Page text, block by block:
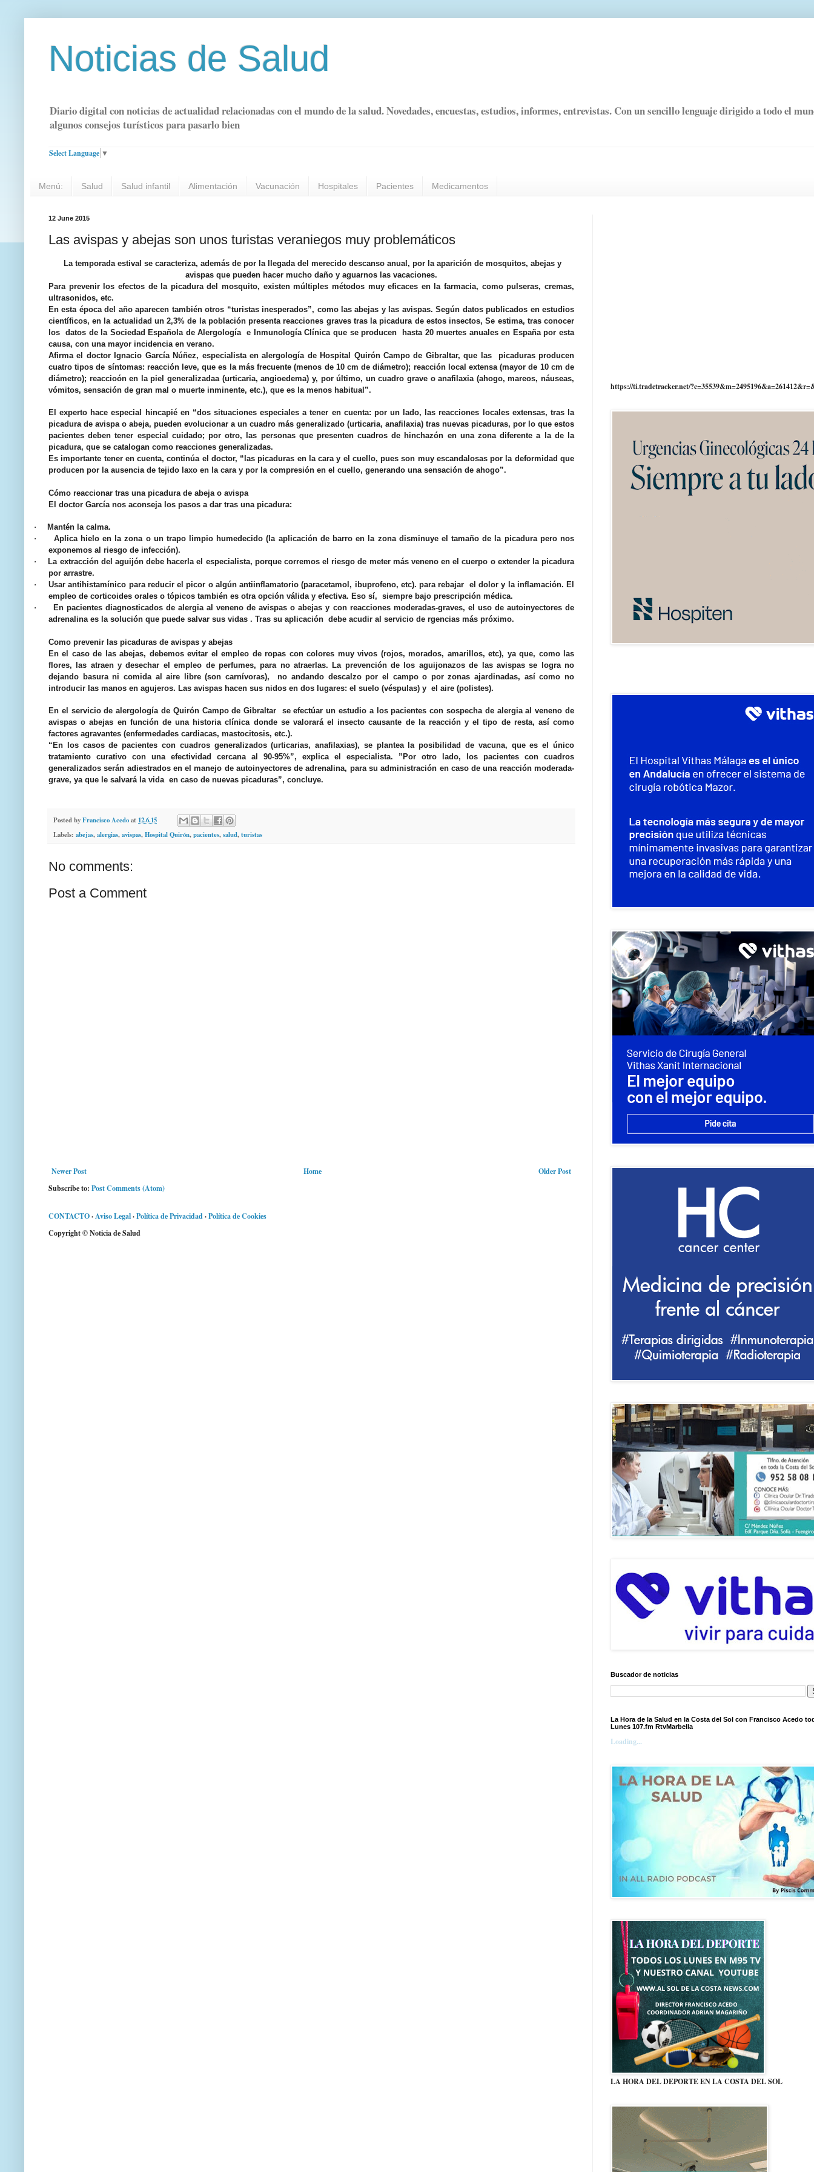
Noticias de Salud
Diario digital con noticias de actualidad relacionadas con el mundo de la salud. Novedades, encuestas, estudios, informes, entrevistas. Con un sencillo lenguaje dirigido a todo el
algunos consejos turísticos para pasarlo bien
Select Language ▼
Menú: Salud Salud infantil Alimentación Vacunación Hospitales Pacientes Medicamentos
12 June 2015
Las avispas y abejas son unos turistas veraniegos muy problemáticos
La temporada estival se caracteriza, además de por la llegada del merecido descanso anual, por la aparición de mosquitos, abejas y
avispas que pueden hacer mucho daño y aguarnos las vacaciones.
Para prevenir los efectos de la picadura del mosquito, existen múltiples métodos muy eficaces en la farmacia, como pulseras, cremas,
ultrasonidos, etc.
En esta época del año aparecen también otros “turistas inesperados”, como las abejas y las avispas. Según datos publicados en estudios
científicos, en la actualidad un 2,3% de la población presenta reacciones graves tras la picadura de estos insectos, Se estima, tras conocer
los datos de la Sociedad Española de Alergología e Inmunología Clínica que se producen hasta 20 muertes anuales en España por esta
causa, con una mayor incidencia en verano.
Afirma el doctor Ignacio García Núñez, especialista en alergología de Hospital Quirón Campo de Gibraltar, que las picaduras producen
cuatro tipos de síntomas: reacción leve, que es la más frecuente (menos de 10 cm de diámetro); reacción local extensa (mayor de 10 cm de
diámetro); reaccioón en la piel generalizadaa (urticaria, angioedema) y, por último, un cuadro grave o anafilaxia (ahogo, mareos, náuseas,
vómitos, sensación de gran mal o muerte inminente, etc.), que es la menos habitual”.
El experto hace especial hincapié en “dos situaciones especiales a tener en cuenta: por un lado, las reacciones locales extensas, tras la
picadura de avispa o abeja, pueden evolucionar a un cuadro más generalizado (urticaria, anafilaxia) tras nuevas picaduras, por lo que estos
pacientes deben tener especial cuidado; por otro, las personas que presenten cuadros de hinchazón en una zona diferente a la de la
picadura, que se catalogan como reacciones generalizadas.
Es importante tener en cuenta, continúa el doctor, “las picaduras en la cara y el cuello, pues son muy escandalosas por la deformidad que
producen por la ausencia de tejido laxo en la cara y por la compresión en el cuello, generando una sensación de ahogo”.
Cómo reaccionar tras una picadura de abeja o avispa
El doctor García nos aconseja los pasos a dar tras una picadura:
·
Mantén la calma.
·
Aplica hielo en la zona o un trapo limpio humedecido (la aplicación de barro en la zona disminuye el tamaño de la picadura pero nos
exponemos al riesgo de infección).
·
La extracción del aguijón debe hacerla el especialista, porque corremos el riesgo de meter más veneno en el cuerpo o extender la picadura
por arrastre.
·
Usar antihistamínico para reducir el picor o algún antiinflamatorio (paracetamol, ibuprofeno, etc). para rebajar el dolor y la inflamación. El
empleo de corticoides orales o tópicos también es otra opción válida y efectiva. Eso sí, siempre bajo prescripción médica.
·
En pacientes diagnosticados de alergia al veneno de avispas o abejas y con reacciones moderadas-graves, el uso de autoinyectores de
adrenalina es la solución que puede salvar sus vidas . Tras su aplicación debe acudir al servicio de rgencias más próximo.
Como prevenir las picaduras de avispas y abejas
En el caso de lasabejas, debemos evitar el empleo de ropas con colores muy vivos (rojos, morados, amarillos, etc), ya que, como las
flores, las atraen y desechar el empleo de perfumes, para no atraerlas. La prevención de los aguijonazos de las avispasse logra no
dejando basura ni comida al aire libre (son carnívoras),
no andando descalzo por el campo o por zonas ajardinadas, así como no
introducir las manos en agujeros. Las avispas hacen sus nidos en dos lugares: el suelo (véspulas) y el aire (polistes).
En el servicio de alergología de Quirón Campo de Gibraltar se efectúar un estudio a los pacientes con sospecha de alergia al veneno de
avispas o abejas en función de una historia clínica donde se valorará el insecto causante de la reacción y el tipo de resta, así como
factores agravantes (enfermedades cardiacas, mastocitosis, etc.).
“En los casos de pacientes con cuadros generalizados (urticarias, anafilaxias), se plantea la posibilidad de vacuna, que es el único
tratamiento curativo con una efectividad cercana al 90-95%”, explica el especialista. ”Por otro lado, los pacientes con cuadros
generalizados serán adiestrados en el manejo de autoinyectores de adrenalina, para su administración en caso de una reacción moderada-
grave, ya que le salvará la vida en caso de nuevas picaduras”, concluye.
Posted byFrancisco Acedoat 12.6.15
Labels: abejas,alergias,avispas,Hospital Quirón,pacientes,salud,turistas
No comments:
Post a Comment
Newer Post Older Post
Home
Subscribe to: Post Comments (Atom)
CONTACTO·Aviso Legal·Política de Privacidad·Política de Cookies
Copyright © Noticia de Salud
https://ti.tradetracker.net/
Buscador de noticias
La Hora de la Salud en la Costa del Sol con Francisco Acedo
Lunes 107.fm RtvMarbella
Loading...
LA HORA DEL DEPORTE EN LA COSTA DEL SOL